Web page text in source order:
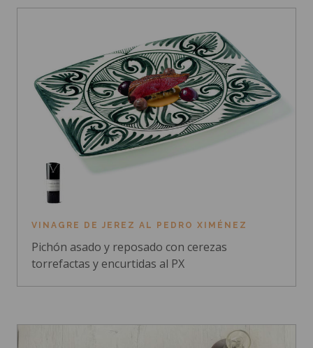
VINAGRE DE JEREZ AL PEDRO XIMÉNEZ
Pichón asado y reposado con cerezas
torrefactas y encurtidas al PX